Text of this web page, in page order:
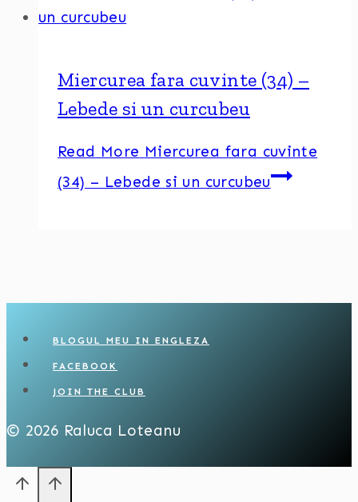
Miercurea fara cuvinte (34) –
Lebede si un curcubeu
Read More Miercurea fara cuvinte
(34) – Lebede si un curcubeu
BLOGUL MEU IN ENGLEZA
FACEBOOK
JOIN THE CLUB
© 2026 Raluca Loteanu